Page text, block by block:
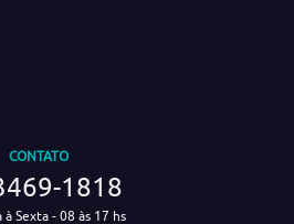
CONTATO
1818
à Sexta - 08 às 17 hs